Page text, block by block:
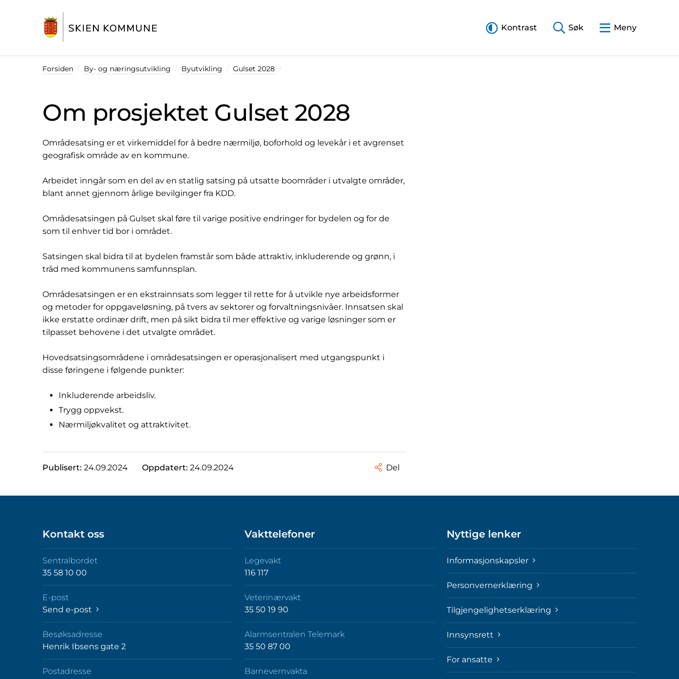
Kontrast Søk Meny
Forsiden By- og næringsutvikling Byutvikling Gulset 2028
Om prosjektet Gulset 2028
Områdesatsing er et virkemiddel for å bedre nærmiljø, boforhold og levekår i et avgrenset
geografisk område av en kommune.
Arbeidet inngår som en del av en statlig satsing på utsatte boområder i utvalgte områder,
blant annet gjennom årlige bevilginger fra KDD.
Områdesatsingen på Gulset skal føre til varige positive endringer for bydelen og for de
som til enhver tid bor i området.
Satsingen skal bidra til at bydelen framstår som både attraktiv, inkluderende og grønn, i
tråd med kommunens samfunnsplan.
Områdesatsingen er en ekstrainnsats som legger til rette for å utvikle nye arbeidsformer
og metoder for oppgaveløsning, på tvers av sektorer og forvaltningsnivåer. Innsatsen skal
ikke erstatte ordinær drift, men på sikt bidra til mer effektive og varige løsninger som er
tilpasset behovene i det utvalgte området.
Hovedsatsingsområdene i områdesatsingen er operasjonalisert med utgangspunkt i
disse føringene i følgende punkter:
Inkluderende arbeidsliv.
Trygg oppvekst.
Nærmiljøkvalitet og attraktivitet.
Publisert: 24.09.2024 Oppdatert: 24.09.2024 Del
Kontakt oss
Sentralbordet
35 58 10 00
E-post
Send e-post
Besøksadresse
Henrik Ibsens gate 2
Postadresse
Vakttelefoner
Legevakt
116 117
Veterinærvakt
35 50 19 90
Alarmsentralen Telemark
35 50 87 00
Barnevernvakta
Nyttige lenker
Informasjonskapsler
Personvernerklæring
Tilgjengelighetserklæring
Innsynsrett
For ansatte